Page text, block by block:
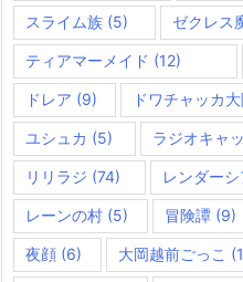
スライム族 (5) ゼクレス
ティアマーメイド (12)
ドレア (9) ドワチャッカ
ユシュカ (5) ラジオキャ
リリラジ (74) レンダー
レーンの村 (5) 冒険譚(9)
夜顔 (6) 大岡越前ごっこ